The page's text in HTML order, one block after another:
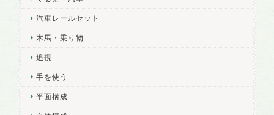
汽車レールセット
木馬・乗り物
追視
手を使う
平面構成